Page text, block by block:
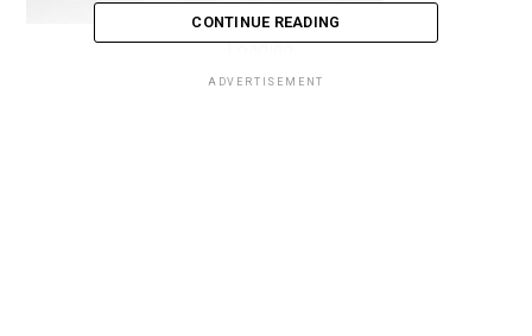
Loading...
CONTINUE READING
ADVERTISEMENT